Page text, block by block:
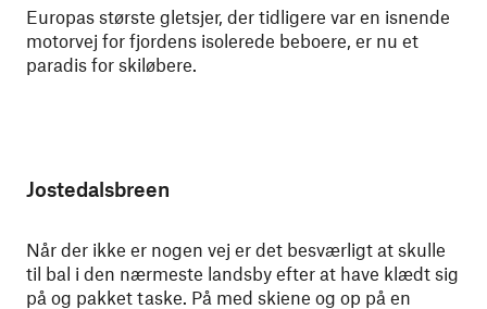
Europas største gletsjer, der tidligere var en isnende
motorvej for fjordens isolerede beboere, er nu et
paradis for skiløbere.
Jostedalsbreen
Når der ikke er nogen vej er det besværligt at skulle
til bal i den nærmeste landsby efter at have klædt sig
på og pakket taske. På med skiene og op på en